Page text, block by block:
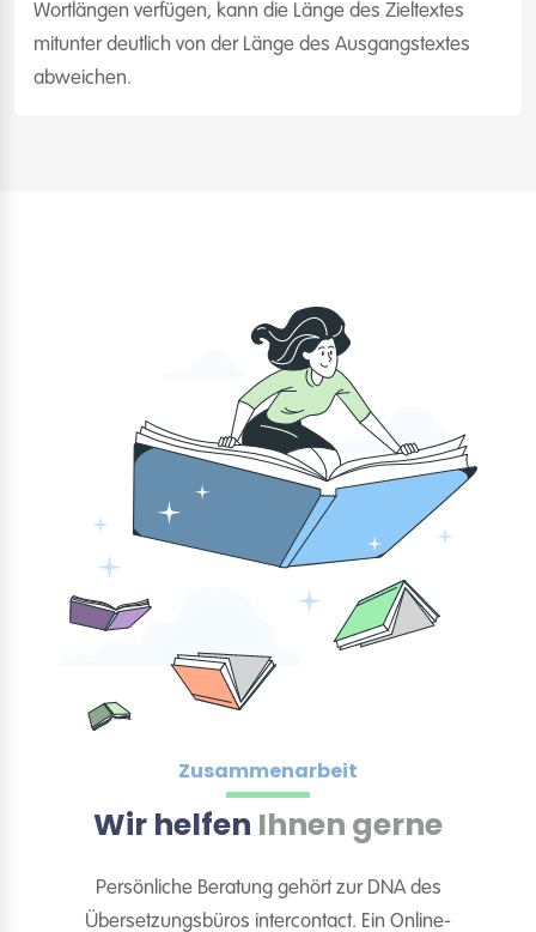
Wortlängen verfügen, kann die Länge des Zieltextes
mitunter deutlich von der Länge des Ausgangstextes
abweichen.
Zusammenarbeit
Wir helfen Ihnen gerne
Persönliche Beratung gehört zur DNA des
Übersetzungsbüros intercontact. Ein Online-